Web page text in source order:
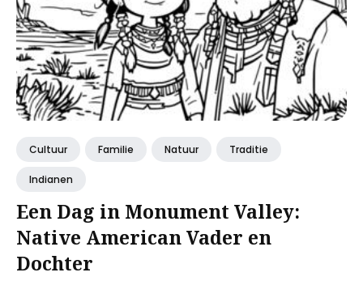
Cultuur Familie Natuur Traditie
Indianen
Een Dag in Monument Valley:
Native American Vader en
Dochter